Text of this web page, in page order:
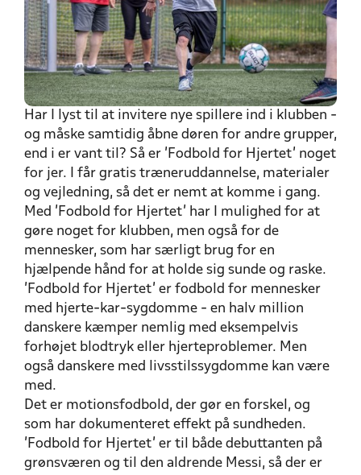
Har I lyst til at invitere nye spillere ind i klubben -
og måske samtidig åbne døren for andre grupper,
end i er vant til? Så er 'Fodbold for Hjertet' noget
for jer. I får gratis træneruddannelse, materialer
og vejledning, så det er nemt at komme i gang.
Med 'Fodbold for Hjertet' har I mulighed for at
gøre noget for klubben, men også for de
mennesker, som har særligt brug for en
hjælpende hånd for at holde sig sunde og raske.
'Fodbold for Hjertet' er fodbold for mennesker
med hjerte-kar-sygdomme - en halv million
danskere kæmper nemlig med eksempelvis
forhøjet blodtryk eller hjerteproblemer. Men
også danskere med livsstilssygdomme kan være
med.
Det er motionsfodbold, der gør en forskel, og
som har dokumenteret effekt på sundheden.
'Fodbold for Hjertet' er til både debuttanten på
grønsværen og til den aldrende Messi, så der er